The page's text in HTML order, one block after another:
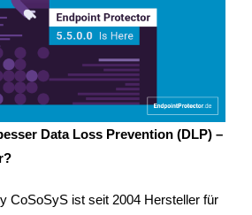
Data Loss Prevention (DLP) –
CoSoSyS ist seit 2004 Hersteller für